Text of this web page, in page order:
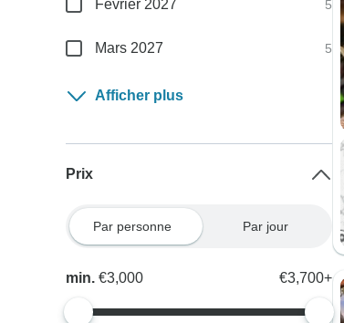
Février 2027 5
Mars 2027 5
Afficher plus
Prix
Par personne Par jour
min.€3,000 €3,700+